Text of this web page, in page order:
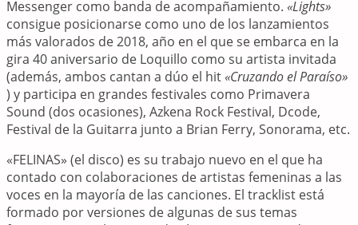
Messenger como banda de acompañamiento. «Lights»
consigue posicionarse como uno de los lanzamientos
más valorados de 2018, año en el que se embarca en la
gira 40 aniversario de Loquillo como su artista invitada
(además, ambos cantan a dúo el hit«Cruzando el Paraíso»
) y participa en grandes festivales como Primavera
Sound (dos ocasiones), Azkena Rock Festival, Dcode,
Festival de la Guitarra junto a Brian Ferry, Sonorama, etc.
«FELINAS» (el disco) es su trabajo nuevo en el que ha
contado con colaboraciones de artistas femeninas a las
voces en la mayoría de las canciones. El tracklist está
formado por versiones de algunas de sus temas